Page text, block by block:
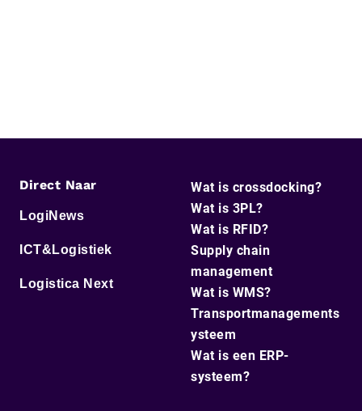
Direct Naar
LogiNews
ICT&Logistiek
Logistica Next
Wat is crossdocking?
Wat is 3PL?
Wat is RFID?
Supply chain
management
Wat is WMS?
Transportmanagements
ysteem
Wat is een ERP-
systeem?